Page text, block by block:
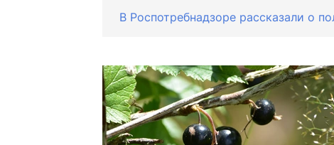
В Роспотребнадзоре рассказали о